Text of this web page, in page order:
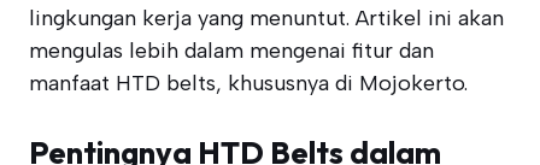
lingkungan kerja yang menuntut. Artikel ini akan
mengulas lebih dalam mengenai fitur dan
manfaat HTD belts, khususnya di Mojokerto.
Pentingnya HTD Belts dalam